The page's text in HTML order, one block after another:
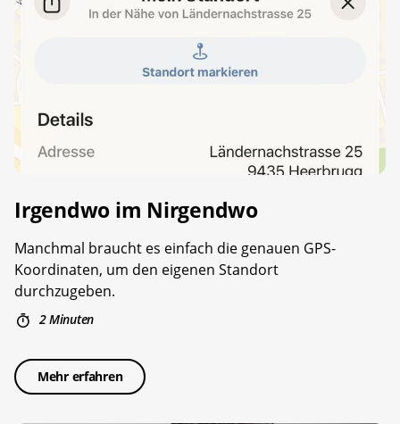
Irgendwo im ­Nirgendwo
Manchmal braucht es einfach die genauen GPS-
Koordinaten, um den eigenen Standort
durchzugeben.
2 Minuten
Mehr erfahren